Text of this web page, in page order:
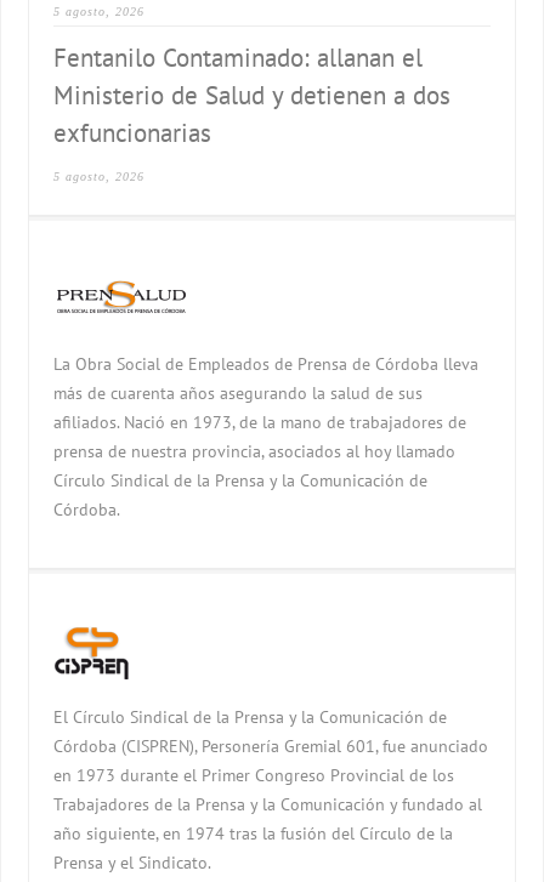
5 agosto, 2026
Fentanilo Contaminado: allanan el
Ministerio de Salud y detienen a dos
exfuncionarias
5 agosto, 2026
La Obra Social de Empleados de Prensa de Córdoba lleva
más de cuarenta años asegurando la salud de sus
afiliados. Nació en 1973, de la mano de trabajadores de
prensa de nuestra provincia, asociados al hoy llamado
Círculo Sindical de la Prensa y la Comunicación de
Córdoba.
El Círculo Sindical de la Prensa y la Comunicación de
Córdoba (CISPREN), Personería Gremial 601, fue anunciado
en 1973 durante el Primer Congreso Provincial de los
Trabajadores de la Prensa y la Comunicación y fundado al
año siguiente, en 1974 tras la fusión del Círculo de la
Prensa y el Sindicato.